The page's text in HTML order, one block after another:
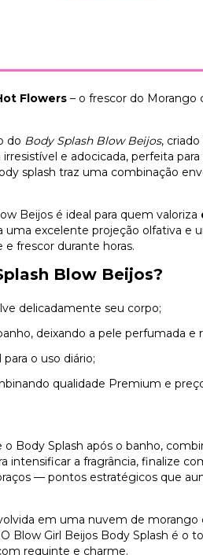
Flowers – o frescor do
do Body Splash Blow Beijos,
e adocicada, perfeita para
splash traz uma combinação
Beijos é ideal para quem valoriza
uma excelente projeção olfativa e
frescor durante horas.
Blow Beijos?
delicadamente seu corpo;
deixando a pele perfumada e
para o uso diário;
qualidade Premium e
Body Splash após o banho,
intensificar a fragrância, finalize
— pontos estratégicos que
em uma nuvem de morango
Blow Girl Beijos Body Splash é o
requinte e charme.